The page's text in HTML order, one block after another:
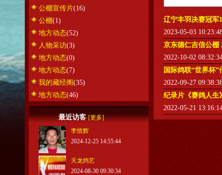
公棚宣传片(16)
公棚(1)
地方动态(52)
人物采访(3)
地方动态(0)
地方动态(7)
我的藏经阁(35)
地方动态(46)
最近访客[更多]
李惜辉
2024-12-25 14:55:44
天龙鸽艺
2024-08-30 09:30:34
辽宁丰羽决赛冠军
2023-05-03
京东德仁吉信公棚
2022-10-02
国际鸽联“世界杯
2022-09-27
纪录片《赛鸽人生
2022-05-21